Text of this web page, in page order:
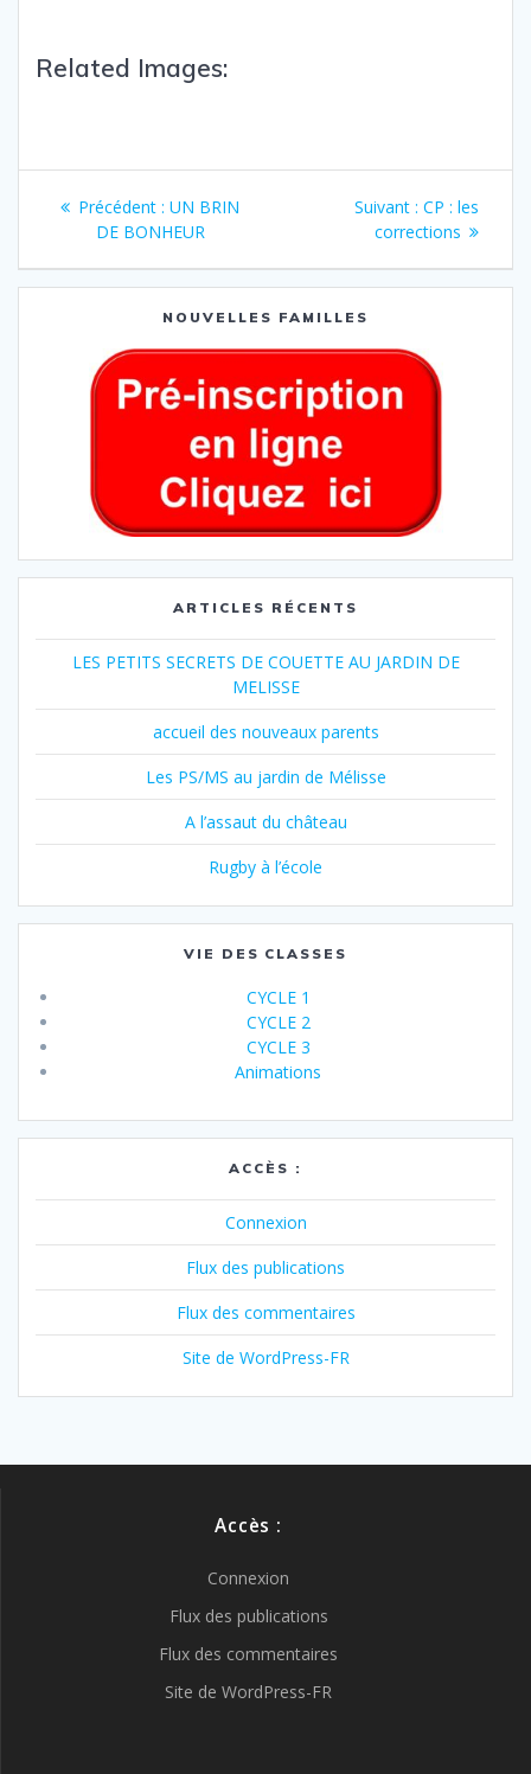
Related Images:
Précédent : UN BRIN
DE BONHEUR
Suivant : CP : les
corrections
NOUVELLES FAMILLES
ARTICLES RÉCENTS
LES PETITS SECRETS DE COUETTE AU JARDIN DE
MELISSE
accueil des nouveaux parents
Les PS/MS au jardin de Mélisse
A l’assaut du château
Rugby à l’école
VIE DES CLASSES
CYCLE 1
CYCLE 2
CYCLE 3
Animations
ACCÈS :
Connexion
Flux des publications
Flux des commentaires
Site de WordPress-FR
Accès :
Connexion
Flux des publications
Flux des commentaires
Site de WordPress-FR